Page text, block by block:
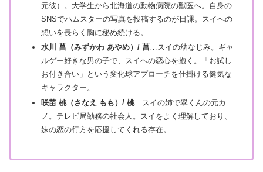
元彼）。大学生から北海道の動物病院の獣医へ。自身の
SNSでハムスターの写真を投稿するのが日課。スイへの
想いを長らく胸に秘め続ける。
水川 菖（みずかわ あやめ）/ 菖…スイの幼なじみ。ギャ
ルゲー好きな男の子で、スイへの恋心を抱く。「お試し
お付き合い」という変化球アプローチを仕掛ける健気な
キャラクター。
咲苗 桃（さなえ もも）/ 桃…スイの姉で翠くんの元カ
ノ。テレビ局勤務の社会人。スイをよく理解しており、
妹の恋の行方を応援してくれる存在。